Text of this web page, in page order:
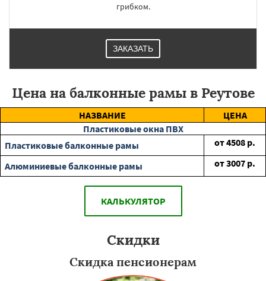
грибком.
ЗАКАЗАТЬ
Цена на балконные рамы в Реутове
НАЗВАНИЕ
ЦЕНА
Пластиковые окна ПВХ
Пластиковые балконные рамы
от4508 р.
Алюминиевые балконные рамы
от3007 р.
КАЛЬКУЛЯТОР
Скидки
Скидка пенсионерам